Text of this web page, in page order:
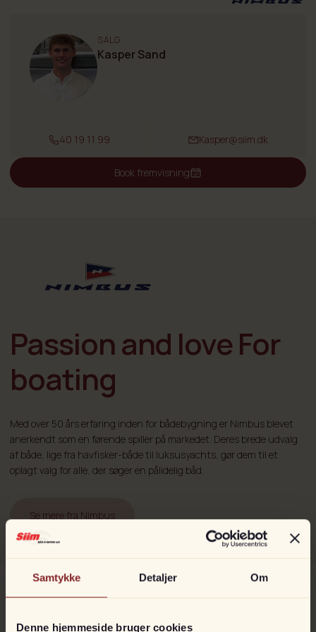
Samtykke Detaljer Om
Denne hjemmeside bruger cookies
masser af naturligt lys takket være sine ekstra store glasdøre, den
skydende glastagluge og den åbne agterdæk luge. Båden kan nemt
omdannes fra lukket til åben inden for få sekunder. Ud over at skabe
Agterdækket har plads nok til 4–5 personer: på bænkene, på agter-
siderne og på den foldbare agtersofa. Takket være den foldbare
agtersofa kan agterdækket tilpasses efter behov: siddepladser til
drejes mod passagersofaen, og bordet kan udvides til et fuldt
spisebord. Passagersofaen kan konverteres til en ekstra seng til to
integrerede lastebuer, hvilket hjælper med at transportere større
genstande som SUP, kajak eller surfbrædder osv.
Læs mere om Nimbus
SALG
Kasper Sand
40 19 11 99 Kasper@siim.dk
Book fremvisning
Passion and love For
boating
Med over 50 års erfaring inden for bådebygning er Nimbus blevet
anerkendt som en førende spiller på markedet. Deres brede udvalg
af både, lige fra havfisker-både til luksusyachts, gør dem til et
oplagt valg for alle, der søger en pålidelig båd.
Se mere fra Nimbus